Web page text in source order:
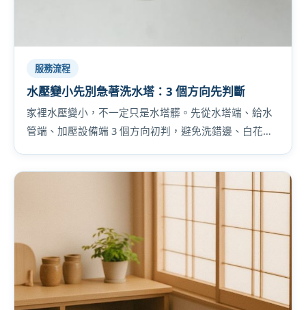
服務流程
水壓變小先別急著洗水塔：3 個方向先判斷
家裡水壓變小，不一定只是水塔髒。先從水塔端、給水
管端、加壓設備端 3 個方向初判，避免洗錯邊、白花